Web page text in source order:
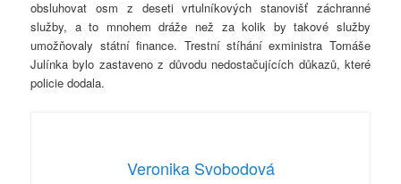
obsluhovat osm z deseti vrtulníkových stanovišť záchranné
služby, a to mnohem dráže než za kolik by takové služby
umožňovaly státní finance. Trestní stíhání exministra Tomáše
Julínka bylo zastaveno z důvodu nedostačujících důkazů, které
policie dodala.
Veronika Svobodová